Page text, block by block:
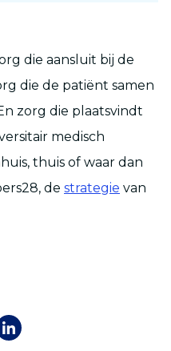
die aansluit bij de
die de patiënt samen
zorg die plaatsvindt
medisch
thuis of waar dan
de strategie van